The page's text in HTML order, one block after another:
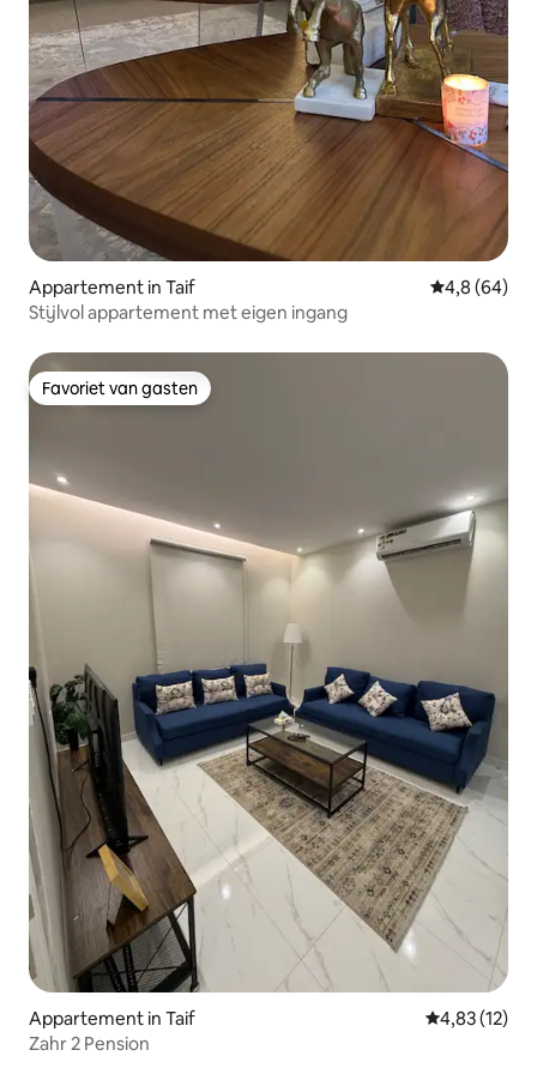
Appartement in Taif Gemiddelde
4,8 (64)
Stijlvol appartement met eigen ingang
Favoriet van gasten
Favoriet van gasten
Appartement in Taif Gemiddelde
4,83 (12)
Zahr 2 Pension